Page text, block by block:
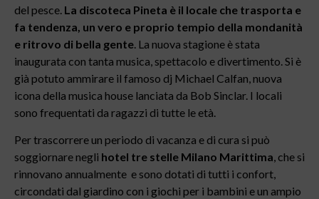
del pesce. La discoteca Pineta è il locale che trasporta e
fa tendenza, un vero e proprio tempio della mondanità
e ritrovo di bella gente . La nuova stagione è stata
inaugurata con tanta musica, spettacolo e divertimento. Si è
già potuto ammirare il famoso dj Michael Calfan, nuova
icona della musica house lanciata da Bob Sinclar. I locali
sono frequentati da ragazzi di tutte le età.
Per trascorrere un periodo di vacanza e di cura si può
soggiornare negli hotel tre stelle Milano Marittima, che si
rinnovano annualmente e sono dotati di tutti i confort,
circondati dal giardino con i giochi per i bambini e un ampio